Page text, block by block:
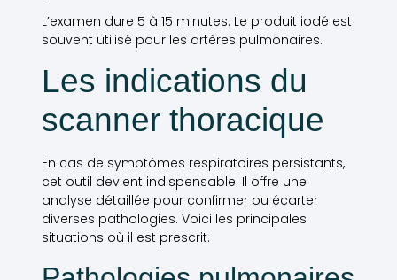
L’examen dure 5 à 15 minutes. Le produit iodé est
souvent utilisé pour les artères pulmonaires.
Les indications du
scanner thoracique
En cas de symptômes respiratoires persistants,
cet outil devient indispensable. Il offre une
analyse détaillée pour confirmer ou écarter
diverses pathologies. Voici les principales
situations où il est prescrit.